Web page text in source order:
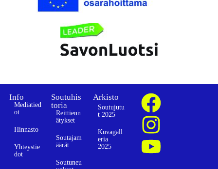
Info
Mediatied
ot
Hinnasto
Yhteystie
dot
Soutuhis
toria
Reittienn
ätykset
Soutajam
äärät
Soutuneu
Arkisto
Soutujutu
t 2025
Kuvagall
eria
2025